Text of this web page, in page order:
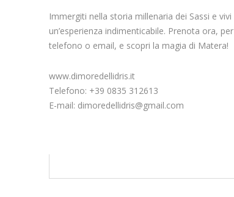
Immergiti nella storia millenaria dei Sassi e vivi
un’esperienza indimenticabile. Prenota ora, per
telefono o email, e scopri la magia di Matera!
www.dimoredellidris.it
Telefono: +39 0835 312613
E-mail: dimoredellidris@gmail.com